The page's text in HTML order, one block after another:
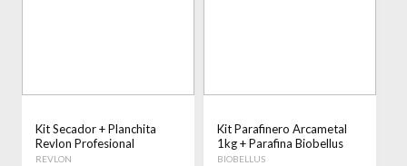
Kit Secador + Planchita
Revlon Profesional
Essentials Rojo Mate
REVLON
Kit Parafinero Arcametal
1kg + Parafina Biobellus
700grs
BIOBELLUS